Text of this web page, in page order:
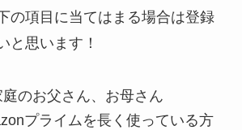
の項目に当てはまる場合は登録
と思います！
のお父さん、お母さん
プライムを長く使っている方